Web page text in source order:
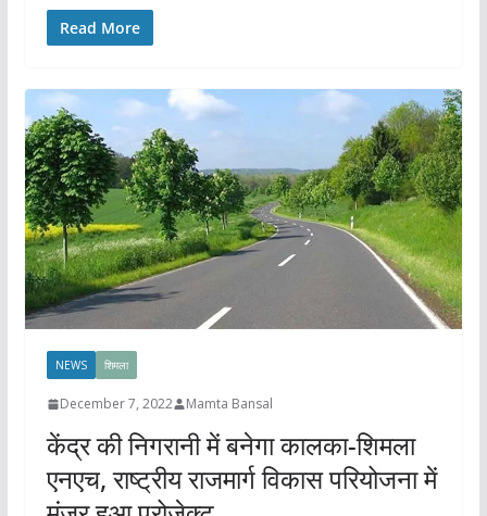
Read More
NEWS शिमला
December 7, 2022 Mamta Bansal
केंद्र की निगरानी में बनेगा कालका-शिमला
एनएच, राष्ट्रीय राजमार्ग विकास परियोजना में